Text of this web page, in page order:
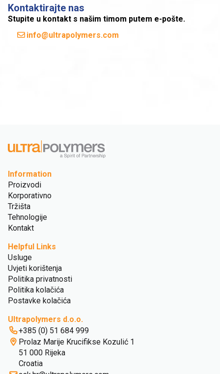
Kontaktirajte nas
Stupite u kontakt s našim timom putem e-pošte.
info@ultrapolymers.com
Information
Proizvodi
Korporativno
Tržišta
Tehnologije
Kontakt
Helpful Links
Usluge
Uvjeti korištenja
Politika privatnosti
Politika kolačića
Postavke kolačića
Ultrapolymers d.o.o.
+385 (0) 51 684 999
Prolaz Marije Krucifikse Kozulić 1
51 000 Rijeka
Croatia